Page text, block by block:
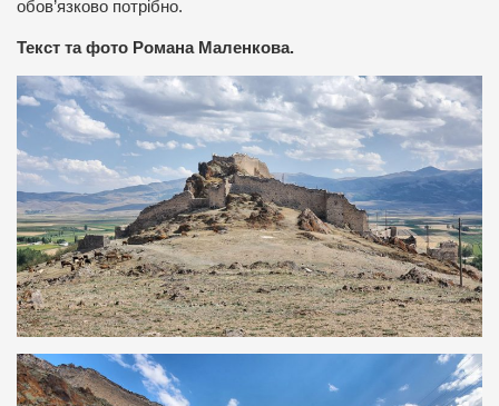
обов’язково потрібно.
Текст та фото Романа Маленкова.